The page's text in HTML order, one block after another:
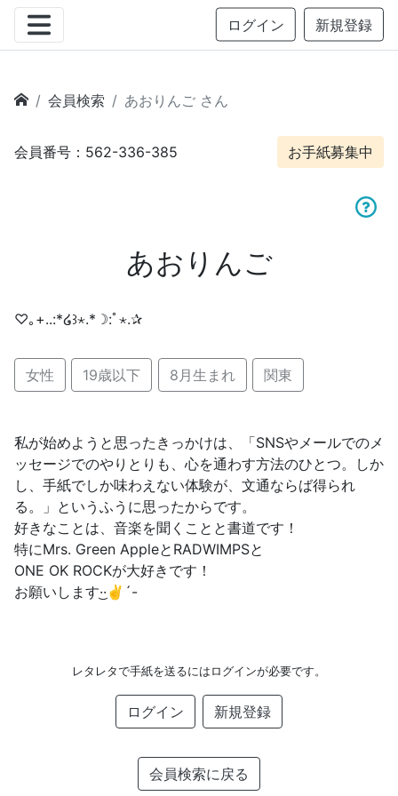
ログイン 新規登録
会員検索 あおりんご さん
会員番号：562-336-385 お手紙募集中
あおりんご
♡｡+..:*໒꒱⋆.*☽:ﾟ⋆.✰
女性 19歳以下 8月生まれ 関東
私が始めようと思ったきっかけは、「SNSやメールでのメ
ッセージでのやりとりも、心を通わす方法のひとつ。しか
し、手紙でしか味わえない体験が、文通ならば得られ
る。」というふうに思ったからです。
好きなことは、音楽を聞くことと書道です！
特にMrs. Green AppleとRADWIMPSと
ONE OK ROCKが大好きです！
お願いします‪·͜·✌︎´-
レタレタで手紙を送るにはログインが必要です。
ログイン 新規登録
会員検索に戻る